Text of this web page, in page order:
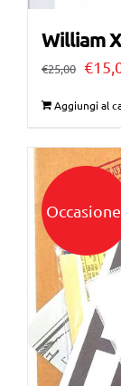
William
€25,00 Il
era:
€
Aggiungi al